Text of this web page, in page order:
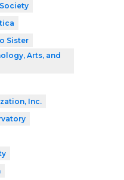
Sister
Arts, and
Inc.